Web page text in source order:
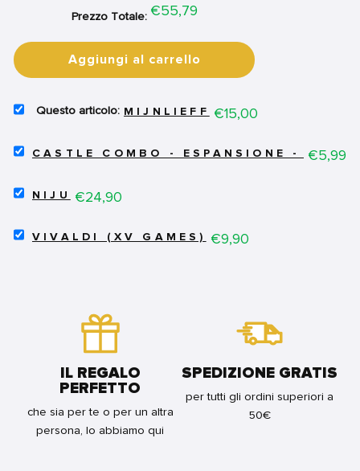
Prezzo Totale: Price
€55,79
Aggiungi al carrello
SELECT
BUNDLE
MIJNLIEFF Price
€15,00
SELECT
-
FUORI
CASTLE COMBO - ESPANSIONE - Price
€5,99
SELECT
BUNDLE
NIJU Price
€24,90
SELECT
VIVALDI (XV GAMES) Price
€9,90
IL REGALO
PERFETTO
che sia per te o per un altra
persona, lo abbiamo qui
SPEDIZIONE GRATIS
per tutti gli ordini superiori a
50€